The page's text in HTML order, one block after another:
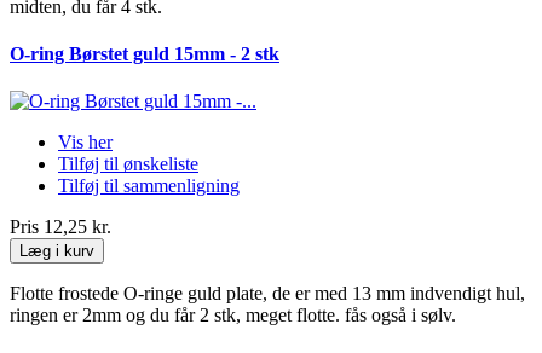
midten, du får 4 stk.
O-ring Børstet guld 15mm - 2 stk
Vis her
Tilføj til ønskeliste
Tilføj til sammenligning
Pris 12,25 kr.
Læg i kurv
Flotte frostede O-ringe guld plate, de er med 13 mm indvendigt hul,
ringen er 2mm og du får 2 stk, meget flotte. fås også i sølv.